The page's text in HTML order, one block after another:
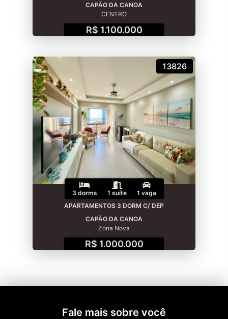
CAPÃO DA CANOA
CENTRO
R$ 1.100.000
13826
3 dorms 1 suíte
1 vaga
APARTAMENTOS 3 DORM C/ DEP
CAPÃO DA CANOA
Zona Nova
R$ 1.000.000
Fale mais sobre você